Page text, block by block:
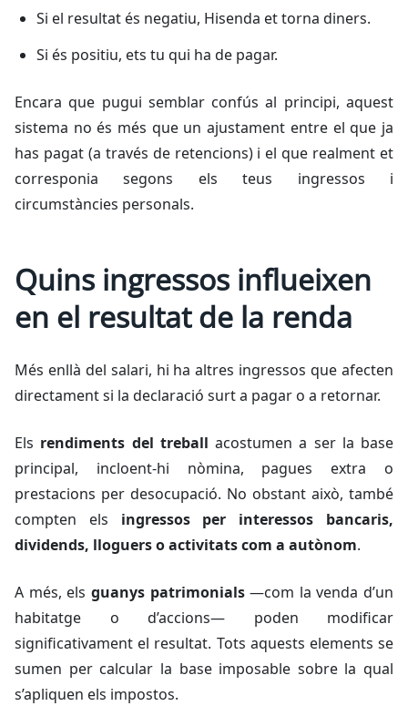
Si el resultat és negatiu, Hisenda et torna diners.
Si és positiu, ets tu qui ha de pagar.
Encara que pugui semblar confús al principi, aquest
sistema no és més que un ajustament entre el que ja
has pagat (a través de retencions) i el que realment et
corresponia segons els teus ingressos i
circumstàncies personals.
Quins ingressos influeixen
en el resultat de la renda
Més enllà del salari, hi ha altres ingressos que afecten
directament si la declaració surt a pagar o a retornar.
Els rendiments del treball acostumen a ser la base
principal, incloent-hi nòmina, pagues extra o
prestacions per desocupació. No obstant això, també
compten els ingressos per interessos bancaris,
dividends, lloguers o activitats com a autònom.
A més, els guanys patrimonials—com la venda d’un
habitatge o d’accions— poden modificar
significativament el resultat. Tots aquests elements se
sumen per calcular la base imposable sobre la qual
s’apliquen els impostos.